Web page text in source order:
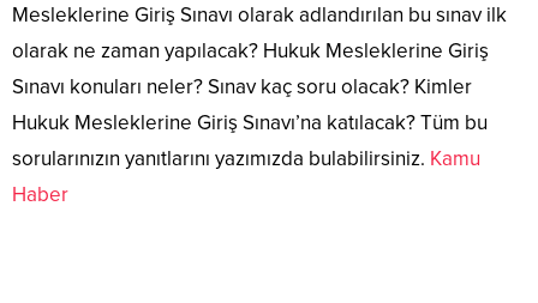
Mesleklerine Giriş Sınavı olarak adlandırılan bu sınav ilk
olarak ne zaman yapılacak? Hukuk Mesleklerine Giriş
Sınavı konuları neler? Sınav kaç soru olacak? Kimler
Hukuk Mesleklerine Giriş Sınavı’na katılacak? Tüm bu
sorularınızın yanıtlarını yazımızda bulabilirsiniz. Kamu
Haber